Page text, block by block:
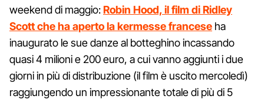
weekend di maggio:Robin Hood, il film di Ridley
Scott che ha aperto la kermesse francese ha
inaugurato le sue danze al botteghino incassando
quasi 4 milioni e 200 euro, a cui vanno aggiunti i due
giorni in più di distribuzione (il film è uscito mercoledì)
raggiungendo un impressionante totale di più di 5